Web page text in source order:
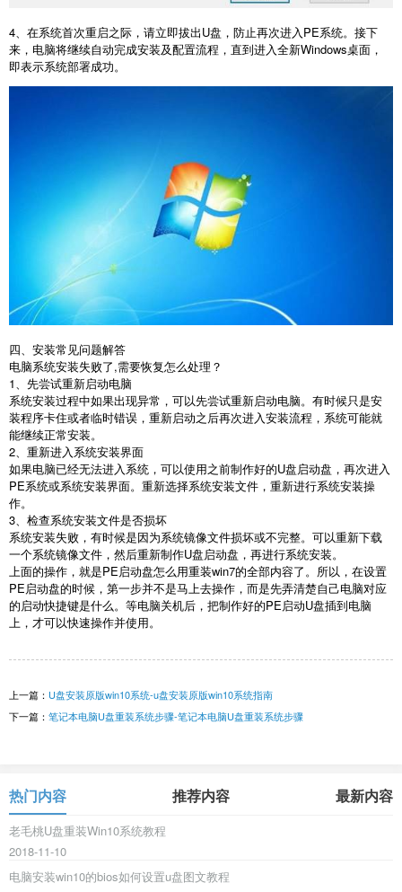
4、在系统首次重启之际，请立即拔出U盘，防止再次进入PE系统。接下
来，电脑将继续自动完成安装及配置流程，直到进入全新Windows桌面，
即表示系统部署成功。
四、安装常见问题解答
电脑系统安装失败了,需要恢复怎么处理？
1
、先尝试重新启动电脑
系统安装过程中如果出现异常，可以先尝试重新启动电脑。有时候只是安
装程序卡住或者临时错误，重新启动之后再次进入安装流程，系统可能就
能继续正常安装。
2 、重新进入系统安装界面
如果电脑已经无法进入系统，可以使用之前制作好的U盘启动盘，再次进入
PE系统或系统安装界面。重新选择系统安装文件，重新进行系统安装操
作。
3 、检查系统安装文件是否损坏
系统安装失败，有时候是因为系统镜像文件损坏或不完整。可以重新下载
一个系统镜像文件，然后重新制作U盘启动盘，再进行系统安装。
上面的操作，就是PE启动盘怎么用重装win7的全部内容了。所以，在设置
PE启动盘的时候，第一步并不是马上去操作，而是先弄清楚自己电脑对应
的启动快捷键是什么。等电脑关机后，把制作好的PE启动U盘插到电脑
上，才可以快速操作并使用。
上一篇： U盘安装原版win10系统-u盘安装原版win10系统指南
下一篇： 笔记本电脑U盘重装系统步骤-笔记本电脑U盘重装系统步骤
热门内容 推荐内容 最新内容
老毛桃U盘重装Win10系统教程
2018-11-10
电脑安装win10的bios如何设置u盘图文教程